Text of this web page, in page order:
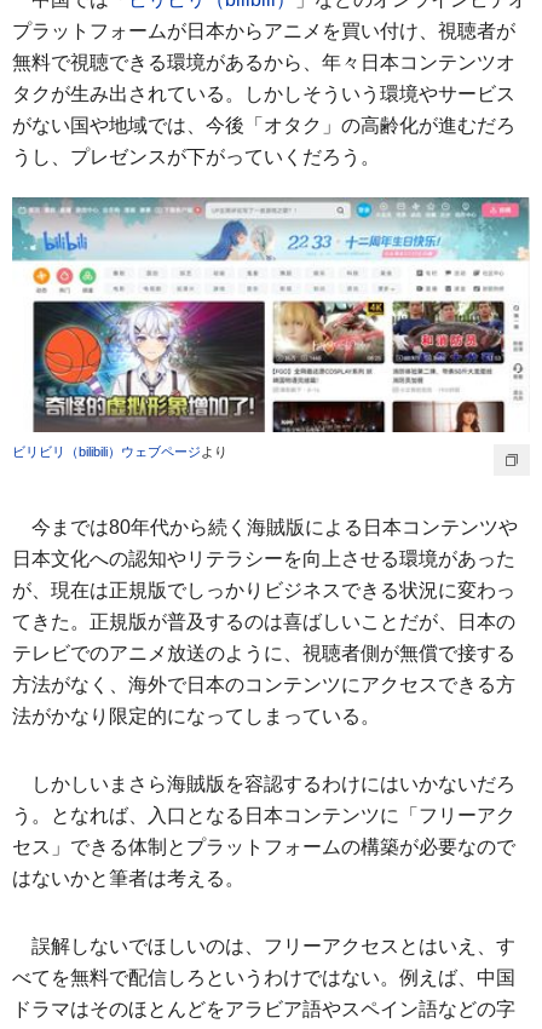
プラットフォームが日本からアニメを買い付け、視聴者が
無料で視聴できる環境があるから、年々日本コンテンツオ
タクが生み出されている。しかしそういう環境やサービス
がない国や地域では、今後「オタク」の高齢化が進むだろ
うし、プレゼンスが下がっていくだろう。
ビリビリ（bilibili）ウェブページ より
今までは80年代から続く海賊版による日本コンテンツや
日本文化への認知やリテラシーを向上させる環境があった
が、現在は正規版でしっかりビジネスできる状況に変わっ
てきた。正規版が普及するのは喜ばしいことだが、日本の
テレビでのアニメ放送のように、視聴者側が無償で接する
方法がなく、海外で日本のコンテンツにアクセスできる方
法がかなり限定的になってしまっている。
しかしいまさら海賊版を容認するわけにはいかないだろ
う。となれば、入口となる日本コンテンツに「フリーアク
セス」できる体制とプラットフォームの構築が必要なので
はないかと筆者は考える。
誤解しないでほしいのは、フリーアクセスとはいえ、す
べてを無料で配信しろというわけではない。例えば、中国
ドラマはそのほとんどをアラビア語やスペイン語などの字